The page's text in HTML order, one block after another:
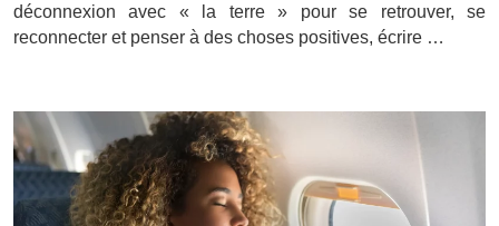
déconnexion avec « la terre » pour se retrouver, se
reconnecter et penser à des choses positives, écrire …